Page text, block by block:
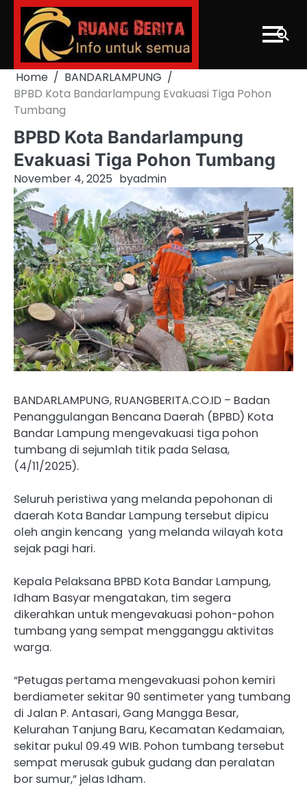
Skip
content
Home
BANDARLAMPUNG
BPBD Kota Bandarlampung Evakuasi Tiga Pohon
Tumbang
BPBD Kota Bandarlampung
Evakuasi Tiga Pohon Tumbang
November 4, 2025 byadmin
BANDARLAMPUNG, RUANGBERITA.CO.ID – Badan
Penanggulangan Bencana Daerah (BPBD) Kota
Bandar Lampung mengevakuasi tiga pohon
tumbang di sejumlah titik pada Selasa,
(4/11/2025).
Seluruh peristiwa yang melanda pepohonan di
daerah Kota Bandar Lampung tersebut dipicu
oleh angin kencang yang melanda wilayah kota
sejak pagi hari.
Kepala Pelaksana BPBD Kota Bandar Lampung,
Idham Basyar mengatakan, tim segera
dikerahkan untuk mengevakuasi pohon-pohon
tumbang yang sempat mengganggu aktivitas
warga.
“Petugas pertama mengevakuasi pohon kemiri
berdiameter sekitar 90 sentimeter yang tumbang
di Jalan P. Antasari, Gang Mangga Besar,
Kelurahan Tanjung Baru, Kecamatan Kedamaian,
sekitar pukul 09.49 WIB. Pohon tumbang tersebut
sempat merusak gubuk gudang dan peralatan
bor sumur,” jelas Idham.